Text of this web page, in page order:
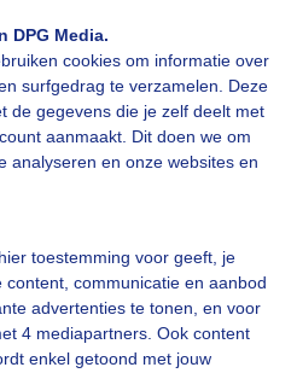
DPG Media.
cookies om informatie over
surfgedrag te verzamelen. Deze
de gegevens die je zelf deelt met
aanmaakt. Dit doen we om
analyseren en onze websites en
toestemming voor geeft, je
communicatie en aanbod
advertenties te tonen, en voor
4 mediapartners. Ook content
enkel getoond met jouw
geduld aub...